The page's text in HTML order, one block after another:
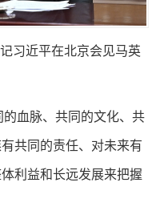
习近平在北京会见马英
血脉、共同的文化、共
共同的责任、对未来有
利益和长远发展来把握